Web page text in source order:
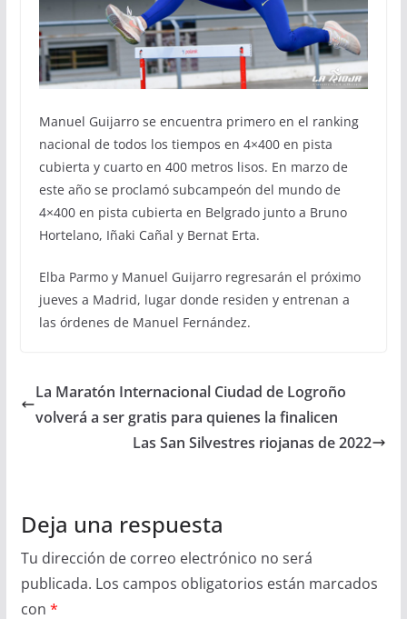
Manuel Guijarro se encuentra primero en el ranking
nacional de todos los tiempos en 4×400 en pista
cubierta y cuarto en 400 metros lisos. En marzo de
este año se proclamó subcampeón del mundo de
4×400 en pista cubierta en Belgrado junto a Bruno
Hortelano, Iñaki Cañal y Bernat Erta.
Elba Parmo y Manuel Guijarro regresarán el próximo
jueves a Madrid, lugar donde residen y entrenan a
las órdenes de Manuel Fernández.
La Maratón Internacional Ciudad de Logroño
volverá a ser gratis para quienes la finalicen
Las San Silvestres riojanas de 2022
Deja una respuesta
Tu dirección de correo electrónico no será
publicada. Los campos obligatorios están marcados
con *